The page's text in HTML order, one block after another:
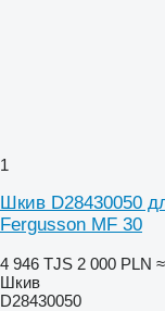
1
Шкив D28430050
Fergusson MF 30
4 946 TJS 2 000 PLN
Шкив
D28430050